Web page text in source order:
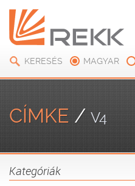
KERESÉS MAGYAR
CÍMKE / V4
Kategóriák